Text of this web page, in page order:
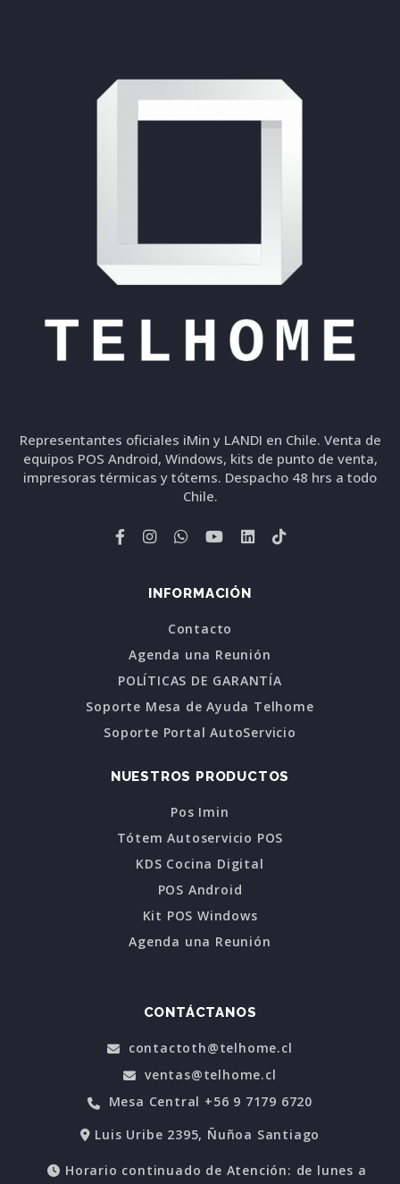
Representantes oficiales iMin y LANDI en Chile. Venta de
equipos POS Android, Windows, kits de punto de venta,
impresoras térmicas y tótems. Despacho 48 hrs a todo
Chile.
INFORMACIÓN
Contacto
Agenda una Reunión
POLÍTICAS DE GARANTÍA
Soporte Mesa de Ayuda Telhome
Soporte Portal AutoServicio
NUESTROS PRODUCTOS
Pos Imin
Tótem Autoservicio POS
KDS Cocina Digital
POS Android
Kit POS Windows
Agenda una Reunión
CONTÁCTANOS
contactoth@telhome.cl
ventas@telhome.cl
Mesa Central +56 9 7179 6720
Luis Uribe 2395, Ñuñoa Santiago
Horario continuado de Atención: de lunes a